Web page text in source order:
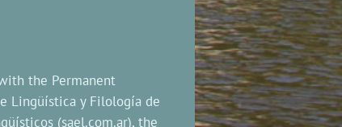
the Permanent
Lingüística y Filología de
(sael.com.ar), the